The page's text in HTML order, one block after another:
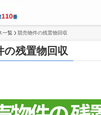
一覧 競売物件の残置物回収
の残置物回収